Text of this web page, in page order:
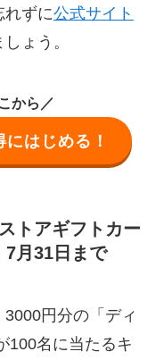
れずに公式サイト
ょう。
から／
はじめる！
トアギフトカー
月31日まで
円分の「ディ
100名に当たるキ